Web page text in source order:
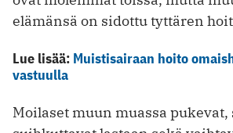
elämänsä on sidottu tyttären
Lue lisää: Muistisairaan hoito
vastuulla
Moilaset muun muassa pukevat,